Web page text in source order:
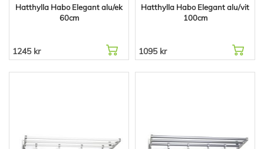
Hatthylla Habo Elegant alu/ek
60cm
1245 kr
Hatthylla Habo Elegant alu/vit
100cm
1095 kr